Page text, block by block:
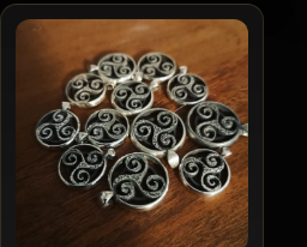
à
85,00 €